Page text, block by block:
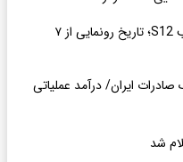
از گلکسی S26 FE تا گلکسی تب S12؛ تاریخ رونمایی از ۷
ایران/ درآمد عملیاتی
شد